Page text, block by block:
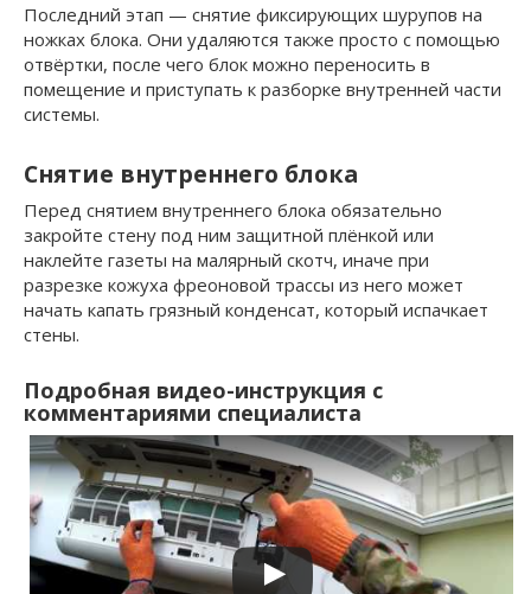
Последний этап — снятие фиксирующих шурупов на
ножках блока. Они удаляются также просто с помощью
отвёртки, после чего блок можно переносить в
помещение и приступать к разборке внутренней части
системы.
Снятие внутреннего блока
Перед снятием внутреннего блока обязательно
закройте стену под ним защитной плёнкой или
наклейте газеты на малярный скотч, иначе при
разрезке кожуха фреоновой трассы из него может
начать капать грязный конденсат, который испачкает
стены.
Подробная видео-инструкция с
комментариями специалиста